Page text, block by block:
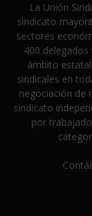
La Unión
sindicato
sectores
400 delegados
ámbito
sindicales en
negociación de
sindicato
por